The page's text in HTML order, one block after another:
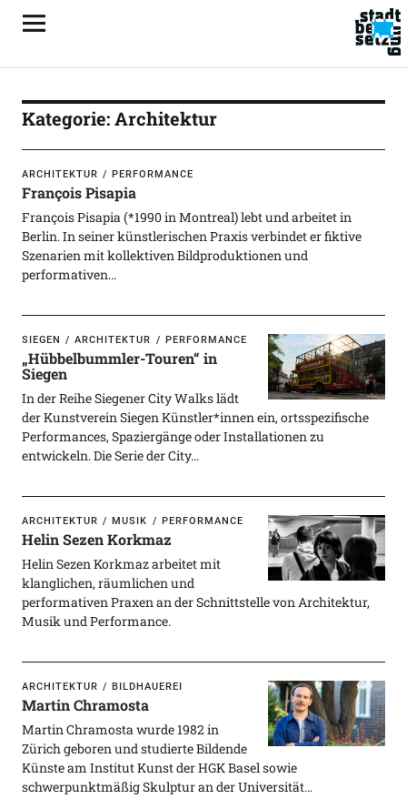
Kategorie:Architektur
ARCHITEKTUR PERFORMANCE
François Pisapia
François Pisapia (*1990 in Montreal) lebt und arbeitet in
Berlin. In seiner künstlerischen Praxis verbindet er fiktive
Szenarien mit kollektiven Bildproduktionen und
performativen…
SIEGEN ARCHITEKTUR PERFORMANCE
„Hübbelbummler-Touren“ in
Siegen
In der Reihe Siegener City Walks lädt
der Kunstverein Siegen Künstler*innen ein, ortsspezifische
Performances, Spaziergänge oder Installationen zu
entwickeln. Die Serie der City…
ARCHITEKTUR MUSIK PERFORMANCE
Helin Sezen Korkmaz
Helin Sezen Korkmaz arbeitet mit
klanglichen, räumlichen und
performativen Praxen an der Schnittstelle von Architektur,
Musik und Performance.
ARCHITEKTUR BILDHAUEREI
Martin Chramosta
Martin Chramosta wurde 1982 in
Zürich geboren und studierte Bildende
Künste am Institut Kunst der HGK Basel sowie
schwerpunktmäßig Skulptur an der Universität…